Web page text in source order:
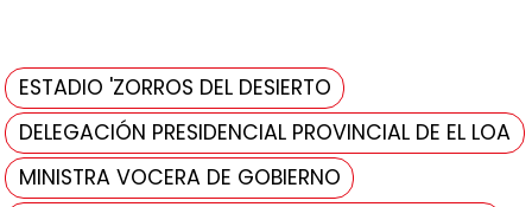
ESTADIO 'ZORROS DEL DESIERTO
DELEGACIÓN PRESIDENCIAL PROVINCIAL DE EL LOA
MINISTRA VOCERA DE GOBIERNO